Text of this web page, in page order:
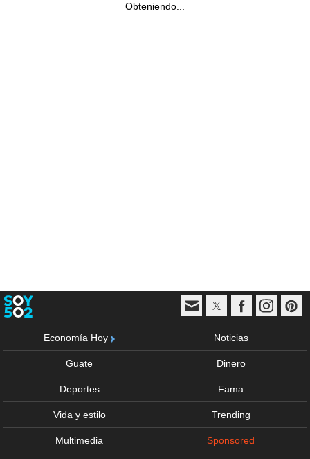
Obteniendo...
Economía Hoy Noticias
Guate Dinero
Deportes Fama
Vida y estilo Trending
Multimedia Sponsored